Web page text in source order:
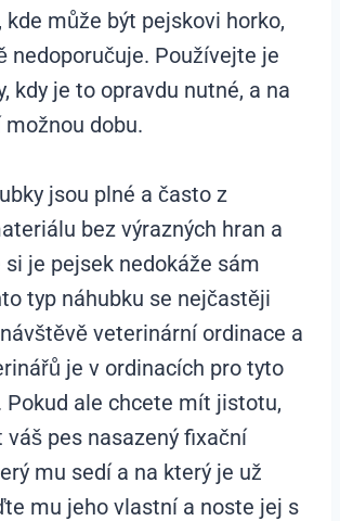
kde může být pejskovi horko,
nedoporučuje. Používejte je
kdy je to opravdu nutné, a na
dobu.
jsou plné a často z
bez výrazných hran a
je pejsek nedokáže sám
typ náhubku se nejčastěji
veterinární ordinace a
je v ordinacích pro tyto
Pokud ale chcete mít jistotu,
váš pes nasazený fixační
mu sedí a na který je už
mu jeho vlastní a noste jej s